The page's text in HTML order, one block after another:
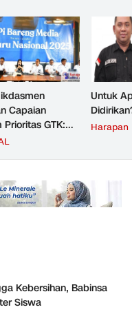
Capaian
Prioritas GTK:
Meningkat,
Untuk
Harapan
Kebersihan, Babinsa
Siswa